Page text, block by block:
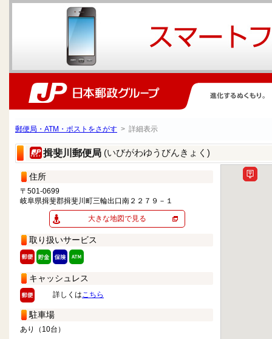
郵便局・ATM・ポストをさがす > 詳細表示
揖斐川郵便局 (いびがわゆうびんきょく)
住所
〒501-0699
岐阜県揖斐郡揖斐川町三輪出口南２２７９－１
大きな地図で見る
取り扱いサービス
キャッシュレス
詳しくはこちら
駐車場
あり（10台）